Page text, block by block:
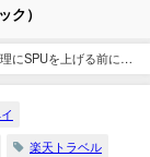
ク）
にSPUを上げる前に知
楽天トラベル